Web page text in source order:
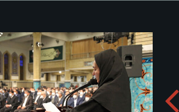
предпринимателями и